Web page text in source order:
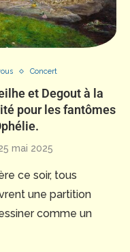
Concert
et Degout à la
pour les fantômes
mai 2025
ce soir, tous
une partition
comme un